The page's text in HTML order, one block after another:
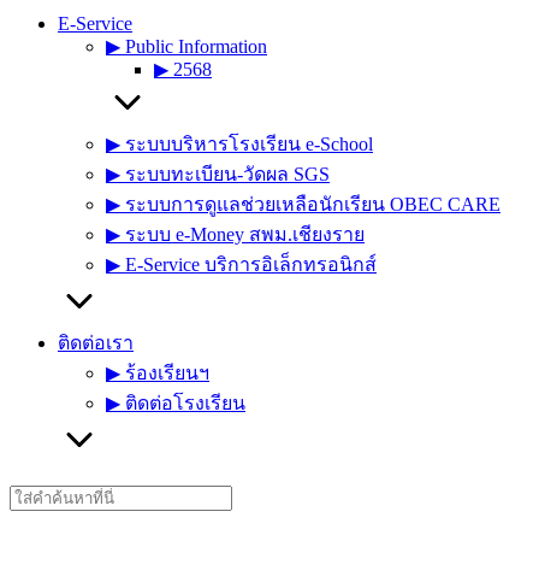
E-Service
▶︎ Public Information
▶︎ 2568
▶︎ ระบบบริหารโรงเรียน e-School
▶︎ ระบบทะเบียน-วัดผล SGS
▶︎ ระบบการดูแลช่วยเหลือนักเรียน OBEC CARE
▶︎ ระบบ e-Money สพม.เชียงราย
▶︎ E-Service บริการอิเล็กทรอนิกส์
ติดต่อเรา
▶︎ ร้องเรียนฯ
▶︎ ติดต่อโรงเรียน
Search
for: